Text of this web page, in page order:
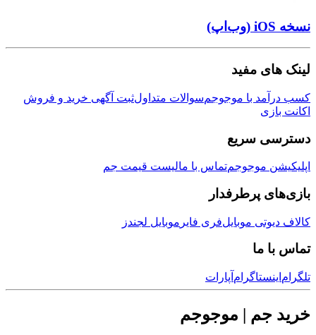
نسخه iOS (وب‌اپ)
لینک های مفید
کسب درآمد با موجوجمسوالات متداولثبت آگهی خرید و فروش
اکانت بازی
دسترسی سریع
اپلیکیشن موجوجمتماس با مالیست قیمت جم
بازی‌های پرطرفدار
کالاف دیوتی موبایلفری فایر موبایل لجندز
تماس با ما
تلگرام اینستاگرام آپارات
خرید جم | موجوجم